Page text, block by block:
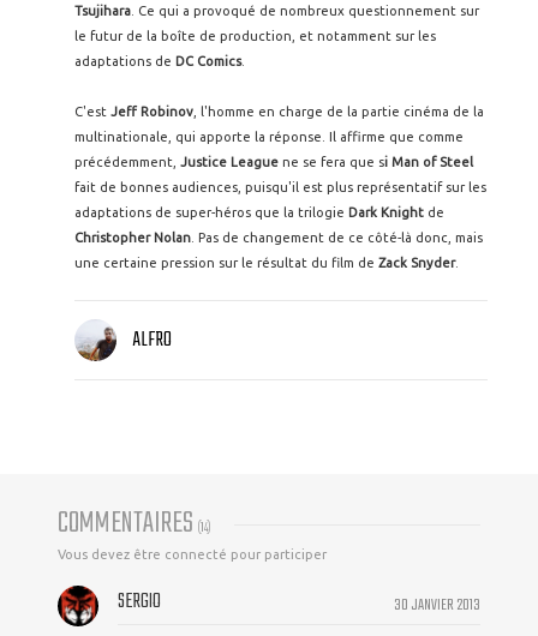
Tsujihara . Ce qui a provoqué de nombreux questionnement sur
le futur de la boîte de production, et notamment sur les
adaptations de DC Comics.
C'est Jeff Robinov , l'homme en charge de la partie cinéma de la
multinationale, qui apporte la réponse. Il affirme que comme
précédemment, Justice League ne se fera que si Man of Steel
fait de bonnes audiences, puisqu'il est plus représentatif sur les
adaptations de super-héros que la trilogie Dark Knight de
Christopher Nolan . Pas de changement de ce côté-là donc, mais
une certaine pression sur le résultat du film de Zack Snyder.
ALFRO
COMMENTAIRES (14)
Vous devez être connecté pour participer
30 JANVIER 2013
SERGIO